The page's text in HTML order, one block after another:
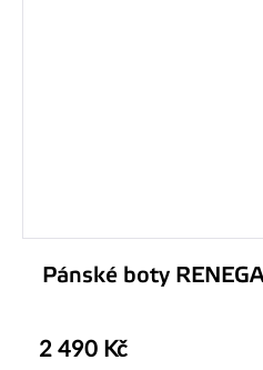
Pánské boty
2 490 Kč